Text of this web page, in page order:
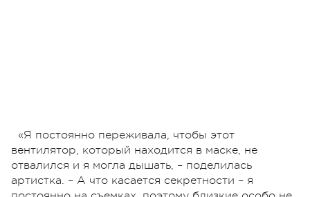
«Я постоянно переживала, чтобы этот
вентилятор, который находится в маске, не
отвалился и я могла дышать, – поделилась
артистка. – А что касается секретности – я